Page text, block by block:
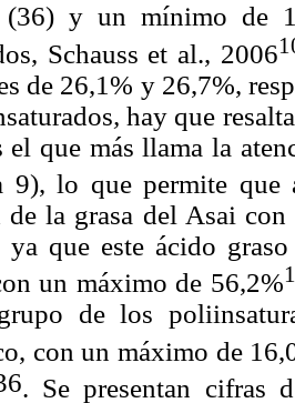
(36) y un mínimo de
Schauss et al., 2006
de 26,1% y 26,7%,
,hay que
el que más llama la
9), lo que permite que
de la grasa del Asai
ya que este ácido
un máximo de 56,2%
de los
con un máximo de
. Se presentan cifras